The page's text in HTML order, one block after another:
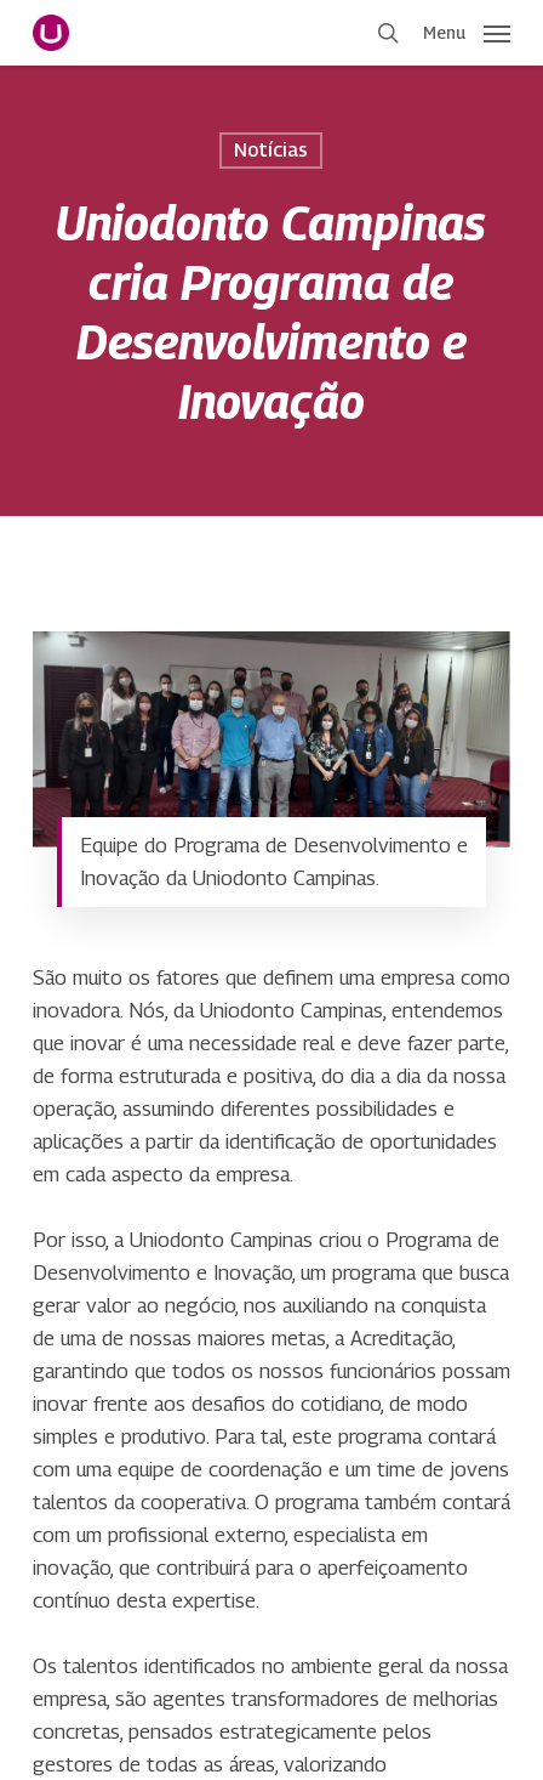
Pular
para
Menu
Notícias
Uniodonto Campinas
cria Programa de
Desenvolvimento e
Inovação
Equipe do Programa de Desenvolvimento e
Inovação da Uniodonto Campinas.
São muito os fatores que definem uma empresa como
inovadora. Nós, da Uniodonto Campinas, entendemos
que inovar é uma necessidade real e deve fazer parte,
de forma estruturada e positiva, do dia a dia da nossa
operação, assumindo diferentes possibilidades e
aplicações a partir da identificação de oportunidades
em cada aspecto da empresa.
Por isso, a Uniodonto Campinas criou o Programa de
Desenvolvimento e Inovação, um programa que busca
gerar valor ao negócio, nos auxiliando na conquista
de uma de nossas maiores metas, a Acreditação,
garantindo que todos os nossos funcionários possam
inovar frente aos desafios do cotidiano, de modo
simples e produtivo. Para tal, este programa contará
com uma equipe de coordenação e um time de jovens
talentos da cooperativa. O programa também contará
com um profissional externo, especialista em
inovação, que contribuirá para o aperfeiçoamento
contínuo desta expertise.
Os talentos identificados no ambiente geral da nossa
empresa, são agentes transformadores de melhorias
concretas, pensados estrategicamente pelos
gestores de todas as áreas, valorizando